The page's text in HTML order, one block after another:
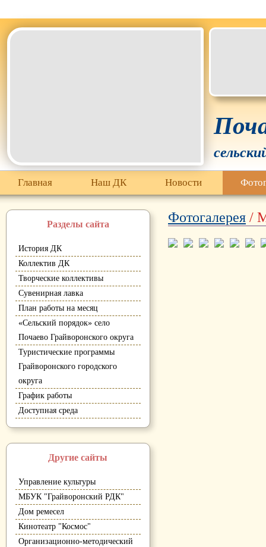
Главная Наш ДК Новости
Разделы сайта
История ДК
Коллектив ДК
Творческие коллективы
Сувенирная лавка
План работы на месяц
«Сельский порядок» село
Почаево Грайворонского округа
Туристические программы
Грайворонского городского
округа
График работы
Доступная среда
Другие сайты
Управление культуры
МБУК "Грайворонский РДК"
Дом ремесел
Кинотеатр "Космос"
Организационно-методический
Фотогалерея /